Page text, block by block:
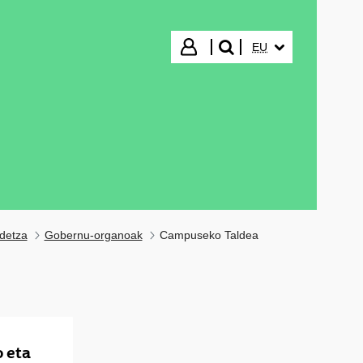
Hasi saioa
bilatu"
EU
Gobernu-organoak Campuseko Taldea
eta